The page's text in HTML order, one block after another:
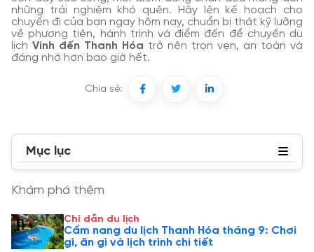
những trải nghiệm khó quên. Hãy lên kế hoạch cho
chuyến đi của bạn ngay hôm nay, chuẩn bị thật kỹ lưỡng
về phương tiện, hành trình và điểm đến để chuyến du
lịch Vinh đến Thanh Hóa trở nên trọn vẹn, an toàn và
đáng nhớ hơn bao giờ hết.
Chia sẻ:
Mục lục
Khám phá thêm
Chỉ dẫn du lịch
Cẩm nang du lịch Thanh Hóa tháng 9: Chơi
gì, ăn gì và lịch trình chi tiết